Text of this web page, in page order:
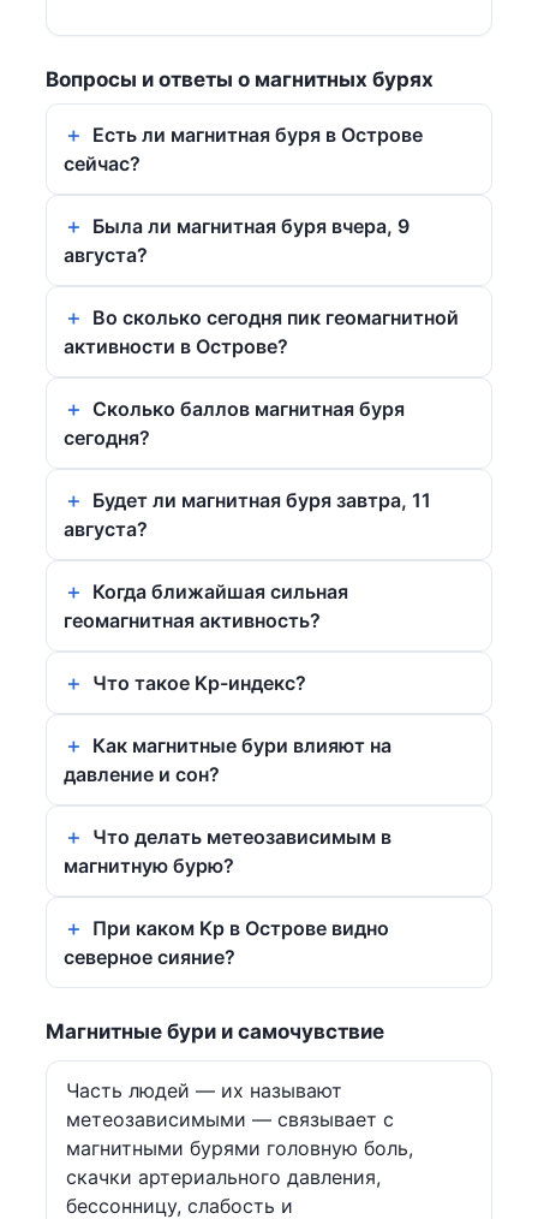
Вопросы и ответы о магнитных бурях
Есть ли магнитная буря в Острове
сейчас?
Была ли магнитная буря вчера, 9
августа?
Во сколько сегодня пик геомагнитной
активности в Острове?
Сколько баллов магнитная буря
сегодня?
Будет ли магнитная буря завтра, 11
августа?
Когда ближайшая сильная
геомагнитная активность?
Что такое Kp-индекс?
Как магнитные бури влияют на
давление и сон?
Что делать метеозависимым в
магнитную бурю?
При каком Kp в Острове видно
северное сияние?
Магнитные бури и самочувствие
Часть людей — их называют
метеозависимыми — связывает с
магнитными бурями головную боль,
скачки артериального давления,
бессонницу, слабость и